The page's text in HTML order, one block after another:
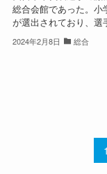
総合会館であった。小
が選出されており、選
2024年2月8日 総合
1